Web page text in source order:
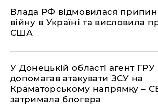
Влада РФ відмовилася
війну в Україні та висловила
США
У Донецькій області агент
допомагав атакувати ЗСУ на
Краматорському напрямку –
затримала блогера